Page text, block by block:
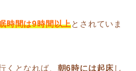
時間は9時間以上とされていま
くとなれば、 朝6時には起床し